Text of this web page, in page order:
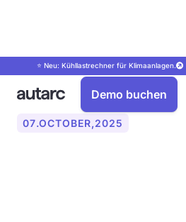
⭐ Neu: Kühllastrechner für Klimaanlagen.
Demo buchen
07.OCTOBER,2025